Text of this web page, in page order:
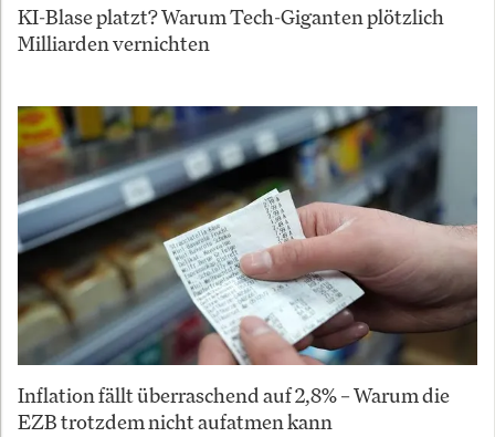
KI-Blase platzt? Warum Tech-Giganten plötzlich
Milliarden vernichten
Inflation fällt überraschend auf 2,8% – Warum die
EZB trotzdem nicht aufatmen kann